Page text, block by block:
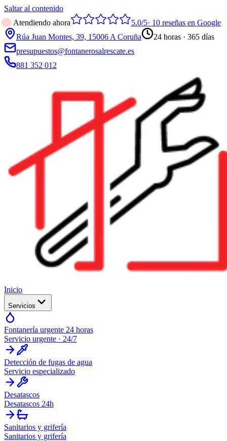
Saltar al contenido
Atendiendo ahora
5.0/5· 10reseñas en Google
Rúa Juan Montes, 39, 15006 A Coruña
24 horas · 365 días
presupuestos@fontanerosalrescate.es
881 352 012
Inicio
Servicios
Fontanería urgente 24 horas
Servicio urgente · 24/7
Detección de fugas de agua
Servicio especializado
Desatascos
Desatascos 24h
Sanitarios y grifería
Sanitarios y grifería